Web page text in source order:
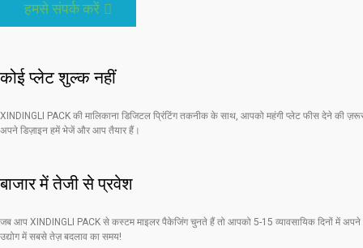
हमसे संपर्क करें
कोई प्लेट शुल्क नहीं
XINDINGLI PACK की मालिकाना डिजिटल प्रिंटिंग तकनीक के साथ, आपको महंगी प्लेट फीस देने की
अपने डिज़ाइन हमें भेजें और आप तैयार हैं।
बाजार में तेजी से प्रवेश
जब आप XINDINGLI PACK से कस्टम माइलर पैकेजिंग चुनते हैं तो आपको 5-15 व्यावसायिक दिनों में अपने
उद्योग में सबसे तेज़ बदलाव का समय!